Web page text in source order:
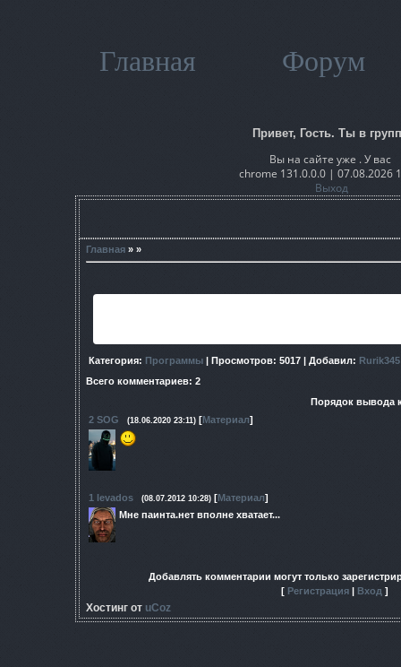
Главная Форум
Привет, Гость. Ты в
Вы на сайте уже . У вас
chrome 131.0.0.0 | 07.08.2026
Выход
Главная » »
Категория: Программы | Просмотров: 5017 | Добавил: Rurik345
Всего комментариев: 2
Порядок вывода
2 SOG (18.06.2020 23:11) [Материал]
1 levados (08.07.2012 10:28) [Материал]
Мне паинта.нет вполне хватает...
Добавлять комментарии могут только
[ Регистрация | Вход ]
Хостинг от uCoz